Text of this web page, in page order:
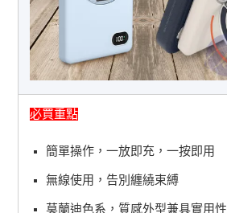
必買重點
簡單操作，一放即充，一按即用
無線使用，告別纏繞束縛
莫蘭迪色系，質感外型兼具實用性